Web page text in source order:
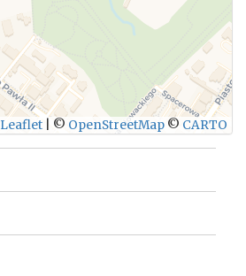
WYŚLIJ
Leaflet © OpenStreetMap © CARTO